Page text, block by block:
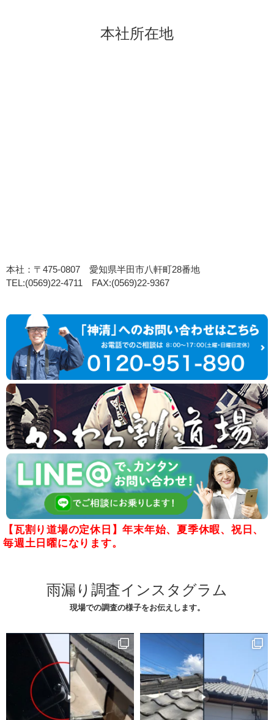
本社所在地
本社：〒475-0807 愛知県半田市八軒町28番地
TEL:(0569)22-4711 FAX:(0569)22-9367
【瓦割り道場の定休日】年末年始、夏季休暇、祝日、
毎週土日曜になります。
雨漏り調査インスタグラム
現場での調査の様子をお伝えします。